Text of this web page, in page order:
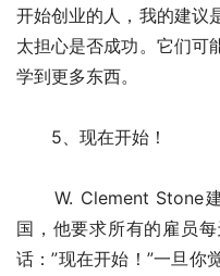
开始创业的人，我的建议
太担心是否成功。它们可
学到更多东西。
5、现在开始！
W. Clement Stone建
国，他要求所有的雇员
话：”现在开始！”一旦你